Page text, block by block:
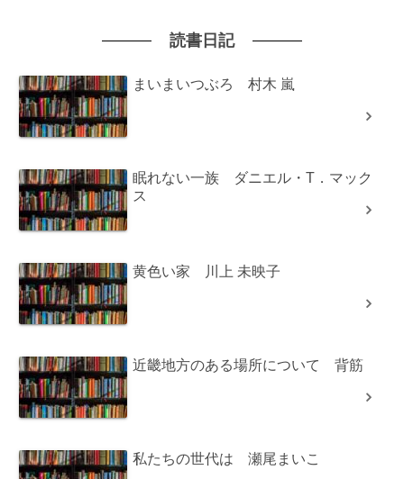
読書日記
まいまいつぶろ 村木 嵐
眠れない一族 ダニエル・T．マック
ス
黄色い家 川上 未映子
近畿地方のある場所について 背筋
私たちの世代は 瀬尾まいこ